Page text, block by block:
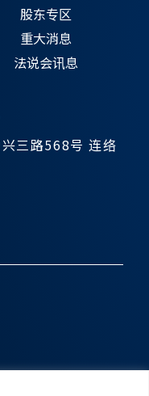
股东专区
重大消息
法说会讯息
三路568号 连络